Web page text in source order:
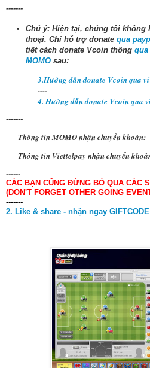
-------
Chú ý: Hiện tại, chúng tôi không
thoại. Chỉ hỗ trợ donate qua
tiết cách donate Vcoin thông qua
MOMOsau:
3.Hướng dẫn donate Vcoin qua
----
4. Hướng dẫn donate Vcoin qua
-------
Thông tin MOMO nhận chuyển khoản:
Thông tin Viettelpay nhận chuyển
------
CÁC BẠN CŨNG ĐỪNG BỎ QUA CÁC
(DON'T FORGET OTHER GOING
-------
2. Like & share - nhận ngay